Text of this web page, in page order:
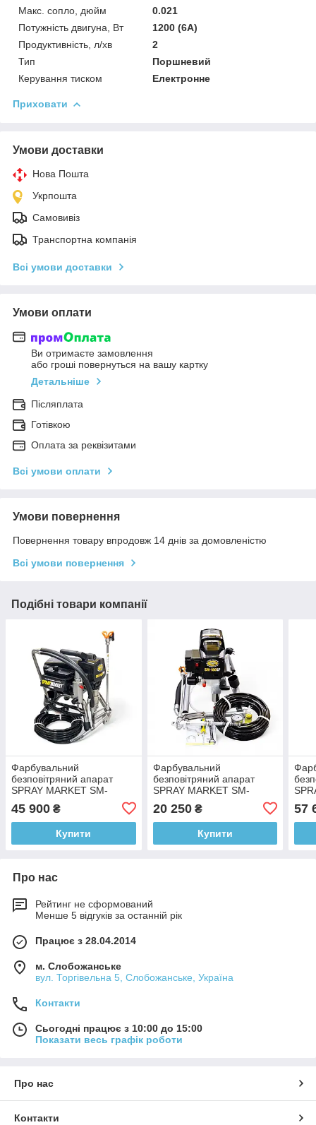
Макс. сопло, дюйм
0.021
Потужність двигуна, Вт
1200 (6А)
Продуктивність, л/хв
2
Тип
Поршневий
Керування тиском
Електронне
Приховати
Умови доставки
Нова Пошта
Укрпошта
Самовивіз
Транспортна компанія
Всі умови доставки
Умови оплати
Ви отримаєте замовлення
або гроші повернуться на вашу картку
Детальніше
Післяплата
Готівкою
Оплата за реквізитами
Всі умови оплати
Умови повернення
Повернення товару впродовж 14 днів за домовленістю
Всі умови повернення
Подібні товари компанії
Фарбувальний
безповітряний апарат
SPRAY MARKET SM-
45 900 ₴
Купити
Фарбувальний
безповітряний апарат
SPRAY MARKET SM-
20 250₴
Купити
57
Про нас
Рейтинг не сформований
Менше 5 відгуків за останній рік
Працює з 28.04.2014
м. Слобожанське
вул. Торгівельна 5, Слобожанське, Україна
Контакти
Сьогодні працює з 10:00 до 15:00
Показати весь графік роботи
Про нас
Контакти